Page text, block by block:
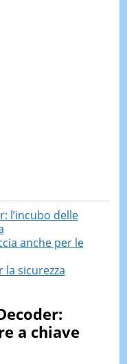
l’incubo delle
anche per le
la sicurezza
a chiave